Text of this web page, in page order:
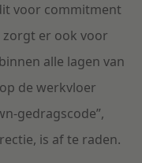
voor commitment
er ook voor
alle lagen van
de werkvloer
gedragscode”,
is af te raden.